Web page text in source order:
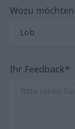
Wozu
Ihr Feedback*